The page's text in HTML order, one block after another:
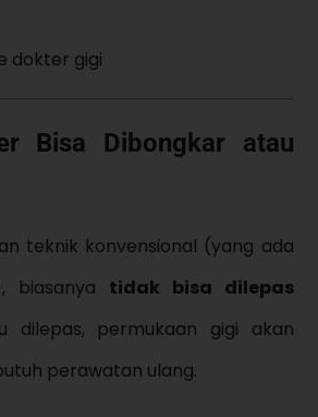
dokter gigi
Bisa Dibongkar atau
teknik konvensional (yang ada
biasanya tidak bisa dilepas
dilepas, permukaan gigi akan
perawatan ulang.